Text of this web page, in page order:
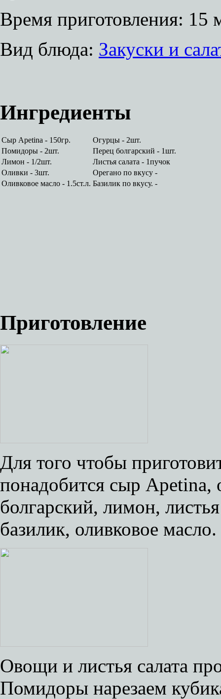
Время приготовления: 15
Вид блюда: Закуски и
Ингредиенты
Сыр Apetina - 150гр.
Огурцы - 2шт.
Помидоры - 2шт.
Перец болгарский - 1шт.
Лимон - 1/2шт.
Листья салата - 1пучок
Оливки - 3шт.
Орегано по вкусу -
Оливковое масло - 1.5ст.л. Базилик по вкусу. -
Приготовление
Для того чтобы
понадобится сыр
болгарский, лимон,
базилик, оливковое масло.
Овощи и листья салата
Помидоры нарезаем